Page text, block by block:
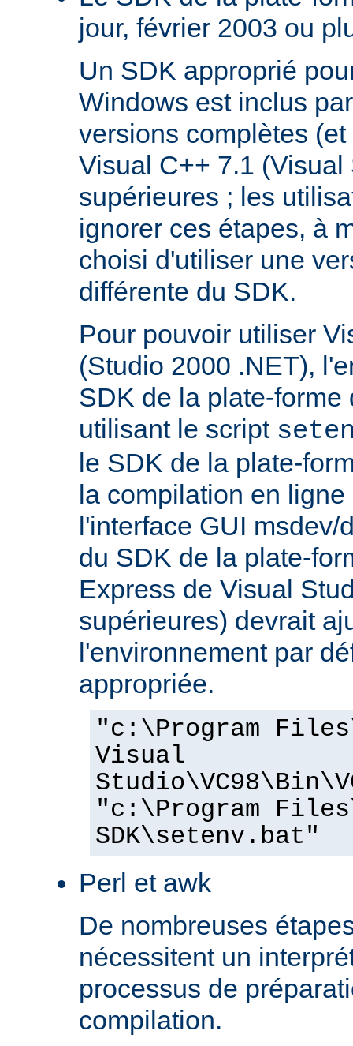
jour, février 2003 ou
Un SDK approprié
Windows est inclus
versions complètes
Visual C++ 7.1
supérieures ; les
ignorer ces étapes, à
choisi d'utiliser une
différente du SDK.
Pour pouvoir utiliser
(Studio 2000 .NET),
SDK de la plate-forme
utilisant le script
le SDK de la plate-
la compilation en
l'interface GUI msdev/
du SDK de la plate-
Express de Visual
supérieures) devrait
l'environnement par
appropriée.
"c:\Program
Visual
"c:\Program
SDK\setenv.bat"
Perl et awk
De nombreuses
nécessitent un
processus de
compilation.